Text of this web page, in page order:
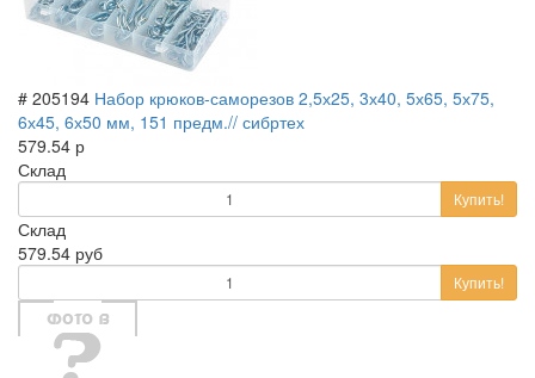
# 205194 Набор крюков-саморезов 2,5х25, 3х40, 5х65, 5х75,
6х45, 6х50 мм, 151 предм.// сибртех
579.54 р
Склад
Купить!
Склад
579.54 руб
Купить!